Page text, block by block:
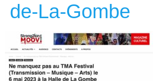
de-La-Gombe